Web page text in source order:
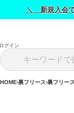
＼ 新規入会
グイン
HOME 裏フリース 裏フリー